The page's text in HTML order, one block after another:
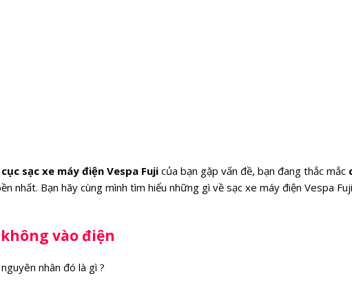
cục sạc xe máy điện Vespa Fuji của bạn gặp vấn đề, bạn đang thắc mắc
nhất. Bạn hãy cùng mình tìm hiểu những gì về sạc xe máy điện Vespa
vào điện
nhân đó là gì ?